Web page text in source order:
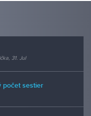
31. Jul
počet sestier